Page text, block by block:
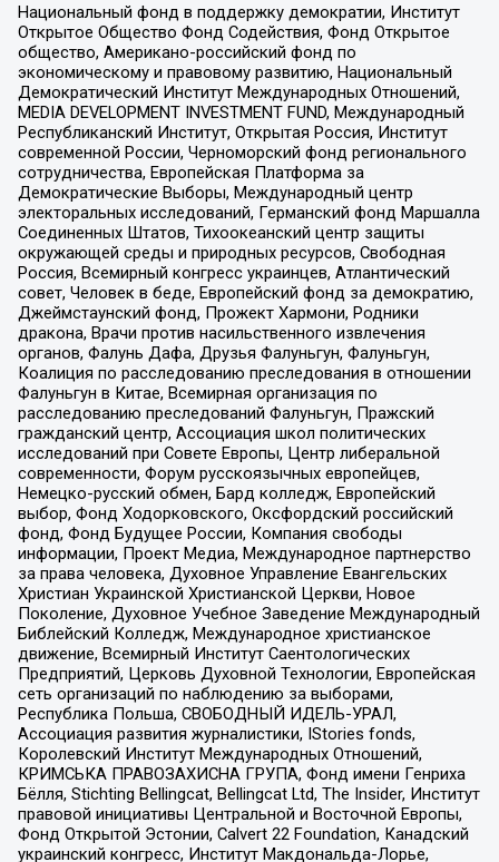
Национальный фонд в поддержку демократии, Институт
Открытое Общество Фонд Содействия, Фонд Открытое
общество, Американо-российский фонд по
экономическому и правовому развитию, Национальный
Демократический Институт Международных Отношений,
MEDIA DEVELOPMENT INVESTMENT FUND, Международный
Республиканский Институт, Открытая Россия, Институт
современной России, Черноморский фонд регионального
сотрудничества, Европейская Платформа за
Демократические Выборы, Международный центр
электоральных исследований, Германский фонд Маршалла
Соединенных Штатов, Тихоокеанский центр защиты
окружающей среды и природных ресурсов, Свободная
Россия, Всемирный конгресс украинцев, Атлантический
совет, Человек в беде, Европейский фонд за демократию,
Джеймстаунский фонд, Прожект Хармони, Родники
дракона, Врачи против насильственного извлечения
органов, Фалунь Дафа, Друзья Фалуньгун, Фалуньгун,
Коалиция по расследованию преследования в отношении
Фалуньгун в Китае, Всемирная организация по
расследованию преследований Фалуньгун, Пражский
гражданский центр, Ассоциация школ политических
исследований при Совете Европы, Центр либеральной
современности, Форум русскоязычных европейцев,
Немецко-русский обмен, Бард колледж, Европейский
выбор, Фонд Ходорковского, Оксфордский российский
фонд, Фонд Будущее России, Компания свободы
информации, Проект Медиа, Международное партнерство
за права человека, Духовное Управление Евангельских
Христиан Украинской Христианской Церкви, Новое
Поколение, Духовное Учебное Заведение Международный
Библейский Колледж, Международное христианское
движение, Всемирный Институт Саентологических
Предприятий, Церковь Духовной Технологии, Европейская
сеть организаций по наблюдению за выборами,
Республика Польша, СВОБОДНЫЙ ИДЕЛЬ-УРАЛ,
Ассоциация развития журналистики, IStories fonds,
Королевский Институт Международных Отношений,
КРИМСЬКА ПРАВОЗАХИСНА ГРУПА, Фонд имени Генриха
Бёлля, Stichting Bellingcat, Bellingcat Ltd, The Insider, Институт
правовой инициативы Центральной и Восточной Европы,
Фонд Открытой Эстонии, Calvert 22 Foundation, Канадский
украинский конгресс, Институт Макдональда-Лорье,